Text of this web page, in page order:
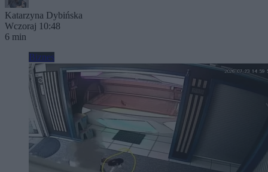
Katarzyna Dybińska
Wczoraj 10:48
6 min
Biznes